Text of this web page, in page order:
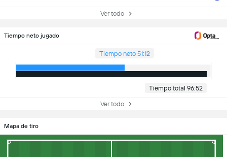
Ver todo
Tiempo neto jugado
Tiempo neto 51:12
Tiempo total 96:52
Ver todo
Mapa de tiro